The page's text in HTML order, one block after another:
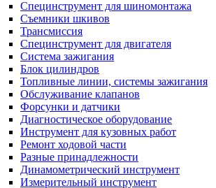
Специнструмент для шиномонтажа
Съемники шкивов
Трансмиссия
Специнструмент для двигателя
Система зажигания
Блок цилиндров
Топливные линии, системы зажигания
Обслуживание клапанов
Форсунки и датчики
Диагностическое оборудование
Инструмент для кузовных работ
Ремонт ходовой части
Разные принадлежности
Динамометрический инструмент
Измерительный инструмент